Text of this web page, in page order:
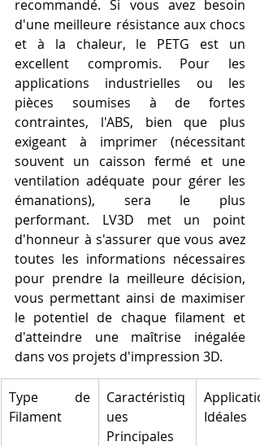
recommandé. Si vous avez besoin
d'une meilleure résistance aux chocs
et à la chaleur, le PETG est un
excellent compromis. Pour les
applications industrielles ou les
pièces soumises à de fortes
contraintes, l'ABS, bien que plus
exigeant à imprimer (nécessitant
souvent un caisson fermé et une
ventilation adéquate pour gérer les
émanations), sera le plus
performant. LV3D met un point
d'honneur à s'assurer que vous avez
toutes les informations nécessaires
pour prendre la meilleure décision,
vous permettant ainsi de maximiser
le potentiel de chaque filament et
d'atteindre une maîtrise inégalée
dans vos projets d'impression 3D.
Type de
Filament
Caractéristiq
ues
Principales
Idéales